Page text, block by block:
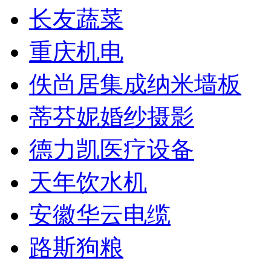
长友蔬菜
重庆机电
佚尚居集成纳米墙板
蒂芬妮婚纱摄影
德力凯医疗设备
天年饮水机
安徽华云电缆
路斯狗粮